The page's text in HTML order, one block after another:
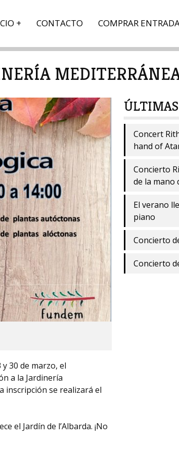
CONTACTO COMPRAR
30 de marzo, el
a la Jardinería
inscripción se realizará el
el Jardín de l’Albarda. ¡No
Concert
hand of
Concierto
de la mano
El verano
piano
Concierto
Concierto